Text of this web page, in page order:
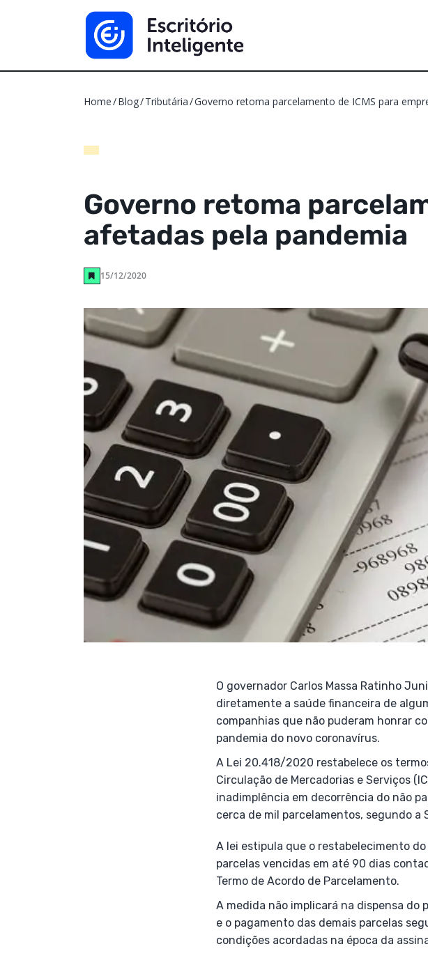
Home Blog Tributária Governo retoma parcelamento de ICMS para
Governo retoma
afetadas pela pandemia
15/12/2020
O governador Carlos Massa Ratinho
diretamente a saúde financeira de
companhias que não puderam honrar
pandemia do novo coronavírus.
A Lei 20.418/2020 restabelece os
Circulação de Mercadorias e Serviços
inadimplência em decorrência do não
cerca de mil parcelamentos, segundo a
A lei estipula que o restabelecimento
parcelas vencidas em até 90 dias
Termo de Acordo de Parcelamento.
A medida não implicará na dispensa do
e o pagamento das demais parcelas
condições acordadas na época da